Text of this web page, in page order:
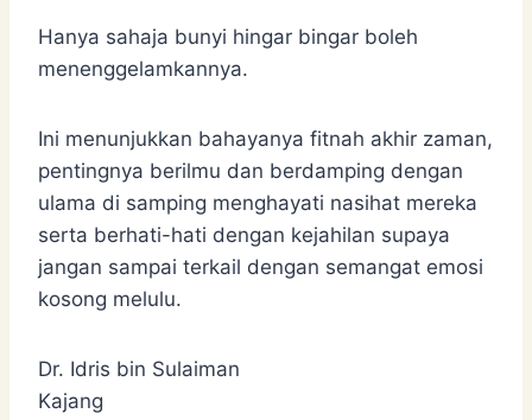
Hanya sahaja bunyi hingar bingar boleh
menenggelamkannya.
Ini menunjukkan bahayanya fitnah akhir zaman,
pentingnya berilmu dan berdamping dengan
ulama di samping menghayati nasihat mereka
serta berhati-hati dengan kejahilan supaya
jangan sampai terkail dengan semangat emosi
kosong melulu.
Dr. Idris bin Sulaiman
Kajang